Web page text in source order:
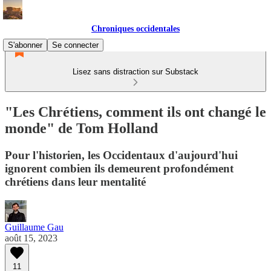
Chroniques occidentales
S'abonner
Se connecter
Lisez sans distraction sur Substack
"Les Chrétiens, comment ils ont changé le
monde" de Tom Holland
Pour l'historien, les Occidentaux d'aujourd'hui
ignorent combien ils demeurent profondément
chrétiens dans leur mentalité
Guillaume Gau
août 15, 2023
11